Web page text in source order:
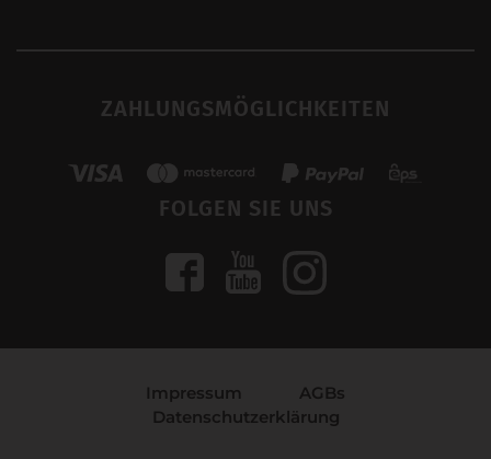
ZAHLUNGSMÖGLICHKEITEN
FOLGEN SIE UNS
Impressum
AGBs
Datenschutzerklärung